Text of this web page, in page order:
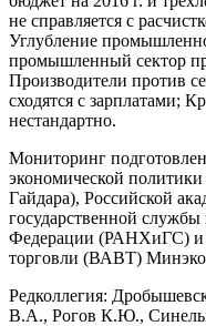
не справляется с
Углубление
промышленный сектор
Производители против
сходятся с зарплатами;
нестандартно.
Мониторинг
экономической
Гайдара), Российской
государственной
Федерации (РАНХиГС) и
торговли (ВАВТ)
Редколлегия:
В.А., Рогов К.Ю.,